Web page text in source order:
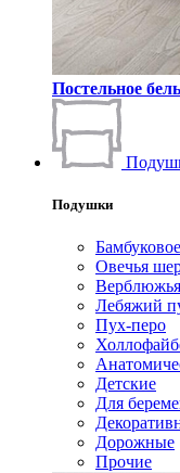
Постельное
Подушки
Овечья
Лебяжий
Пух-перо
Детские
Для
Дорожные
Прочие